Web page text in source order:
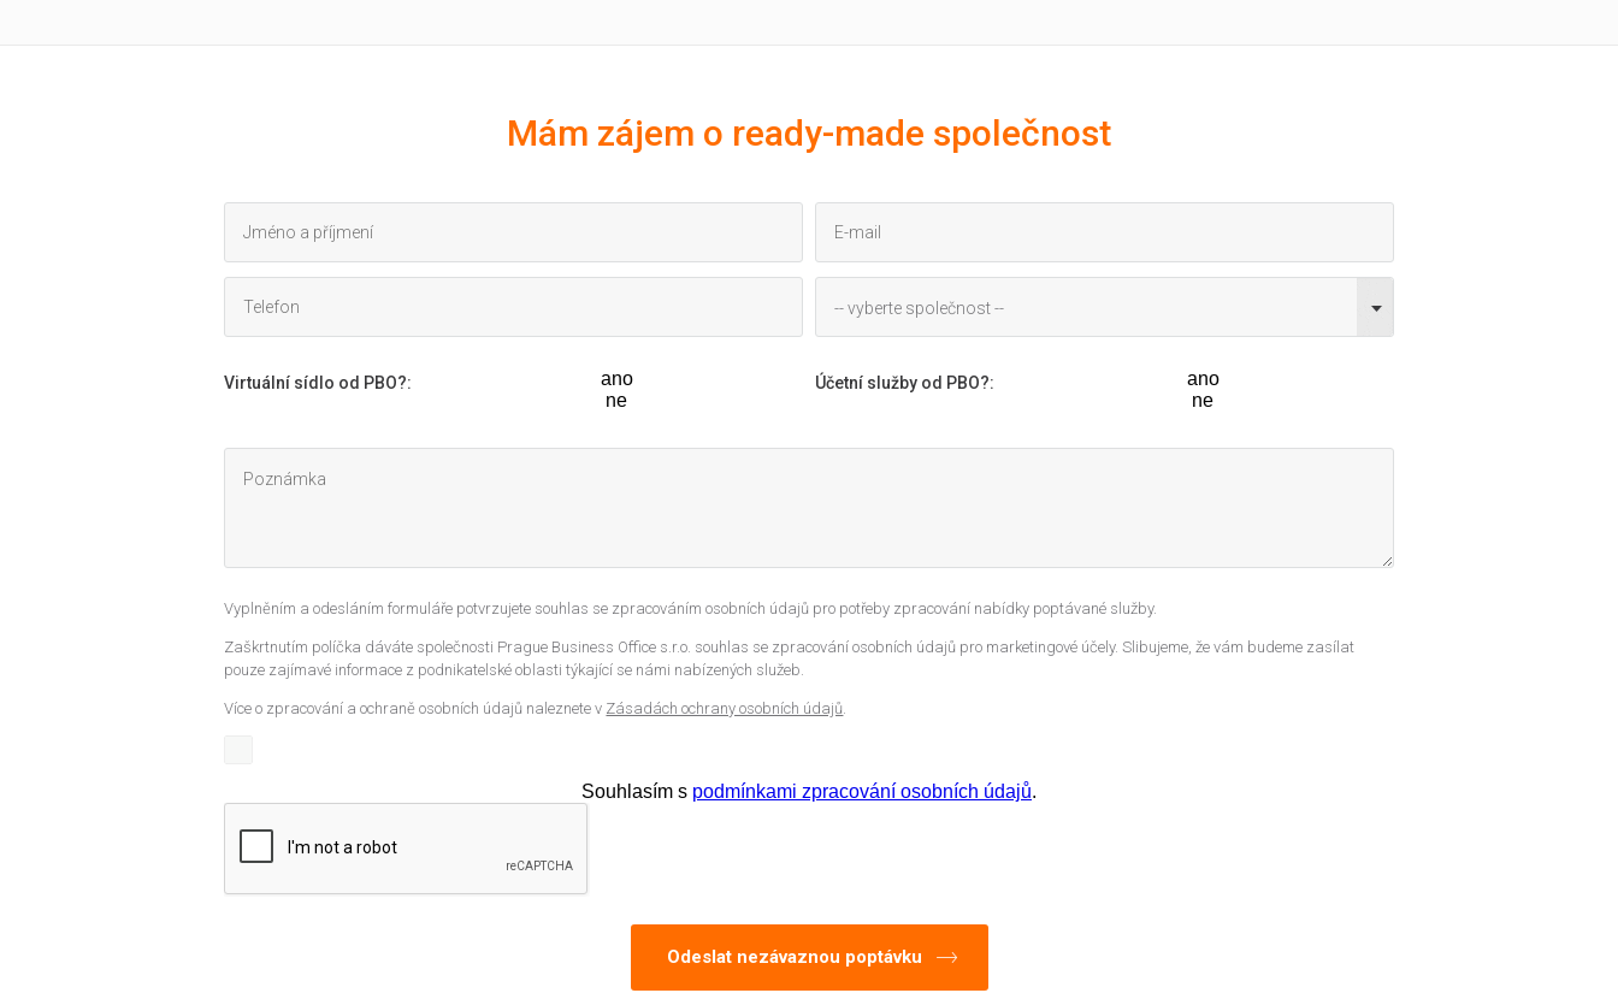
Mám zájem o ready-made společnost
-- vyberte společnost --
Virtuální sídlo od PBO?:
ano
ne
Účetní služby od PBO?:
ano
ne
Vyplněním a odesláním formuláře potvrzujete souhlas se zpracováním osobních údajů pro potřeby zpracování nabídky poptávané služby.
Zaškrtnutím políčka dáváte společnosti Prague Business Office s.r.o. souhlas se zpracování osobních údajů pro marketingové účely. Slibujeme, že vám budeme zasílat
pouze zajímavé informace z podnikatelské oblasti týkající se námi nabízených služeb.
Více o zpracování a ochraně osobních údajů naleznete v Zásadách ochrany osobních údajů.
Souhlasím s podmínkami zpracování osobních údajů.